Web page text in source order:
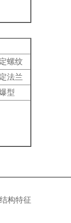
螺纹
法兰
型
构特征